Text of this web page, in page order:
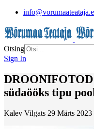
Otsing
Sign In
südaööks tipu
Kalev Vilgats 29 Märts 2023